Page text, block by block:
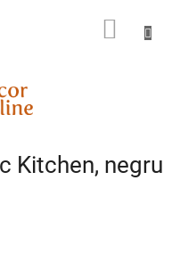
COŞ
Kitchen, negru